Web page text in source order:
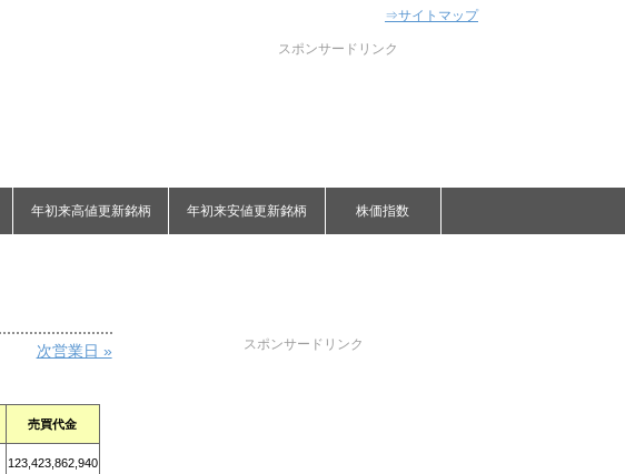
スポンサードリンク
年初来高値更新銘柄 年初来安値更新銘柄 株価指数
次営業日 »
売買代金
123,423,862,940
スポンサードリンク
⇒サイトマップ